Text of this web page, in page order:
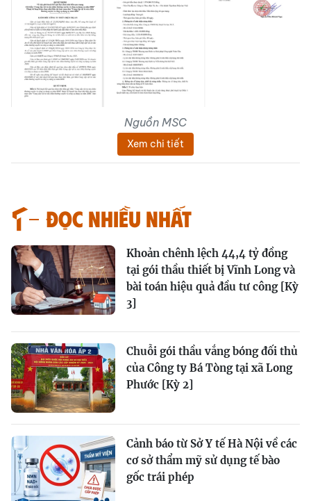
Nguồn MSC
Xem chi tiết
Đọc nhiều nhất
Khoản chênh lệch 44,4 tỷ đồng
tại gói thầu thiết bị Vĩnh Long và
bài toán hiệu quả đầu tư công [Kỳ
3]
Chuỗi gói thầu vắng bóng đối thủ
của Công ty Bá Tòng tại xã Long
Phước [Kỳ 2]
Cảnh báo từ Sở Y tế Hà Nội về các
cơ sở thẩm mỹ sử dụng tế bào
gốc trái phép